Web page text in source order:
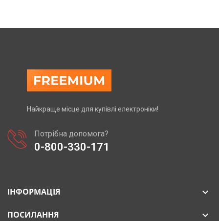
Найкраще місце для купівлі електроніки!
Потрібна допомога?
0-800-330-171
ІНФОРМАЦІЯ 
ПОСИЛАННЯ 